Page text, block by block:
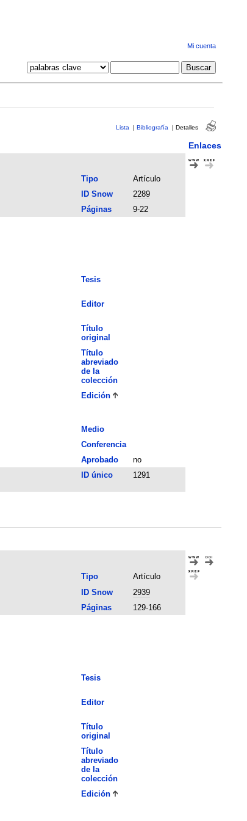
Mi cuenta
Lista | Bibliografía | Detalles
Enlaces
Tipo
Artículo
ID Snow
2289
Páginas
9-22
Tesis
Editor
Título
original
Título
abreviado
de la
colección
Edición
Medio
Conferencia
Aprobado
no
ID único 1291
Tipo
Artículo
ID Snow
2939
Páginas
129-166
Tesis
Editor
Título
original
Título
abreviado
de la
colección
Edición